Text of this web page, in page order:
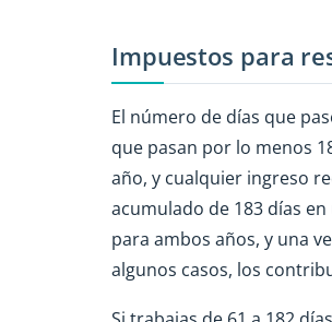
Impuestos para
El número de días que
que pasan por lo menos
año, y cualquier ingreso
acumulado de 183 días
para ambos años, y una
algunos casos, los